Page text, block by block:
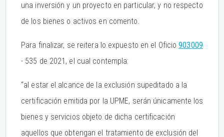
una inversión y un proyecto en particular, y no respecto
de los bienes o activos en comento.
Para finalizar, se reitera lo expuesto en el Oficio903009
- 535 de 2021, el cual contempla:
“al estar el alcance de la exclusión supeditado a la
certificación emitida por la UPME, serán únicamente los
bienes y servicios objeto de dicha certificación
aquellos que obtengan el tratamiento de exclusión del